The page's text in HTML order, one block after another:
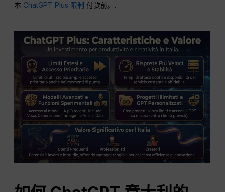
本 ChatGPT Plus 限制 付款前。.